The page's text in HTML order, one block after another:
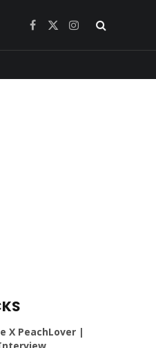
Facebook
X
Instagram
X PeachLover |